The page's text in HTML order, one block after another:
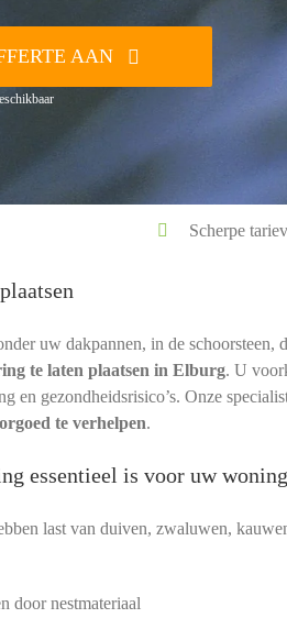
AAN
Scherpe
uw dakpannen, in de
te laten plaatsen in Elburg. U
en gezondheidsrisico’s. Onze
te verhelpen.
essentieel is voor uw
last van duiven, zwaluwen,
door nestmateriaal